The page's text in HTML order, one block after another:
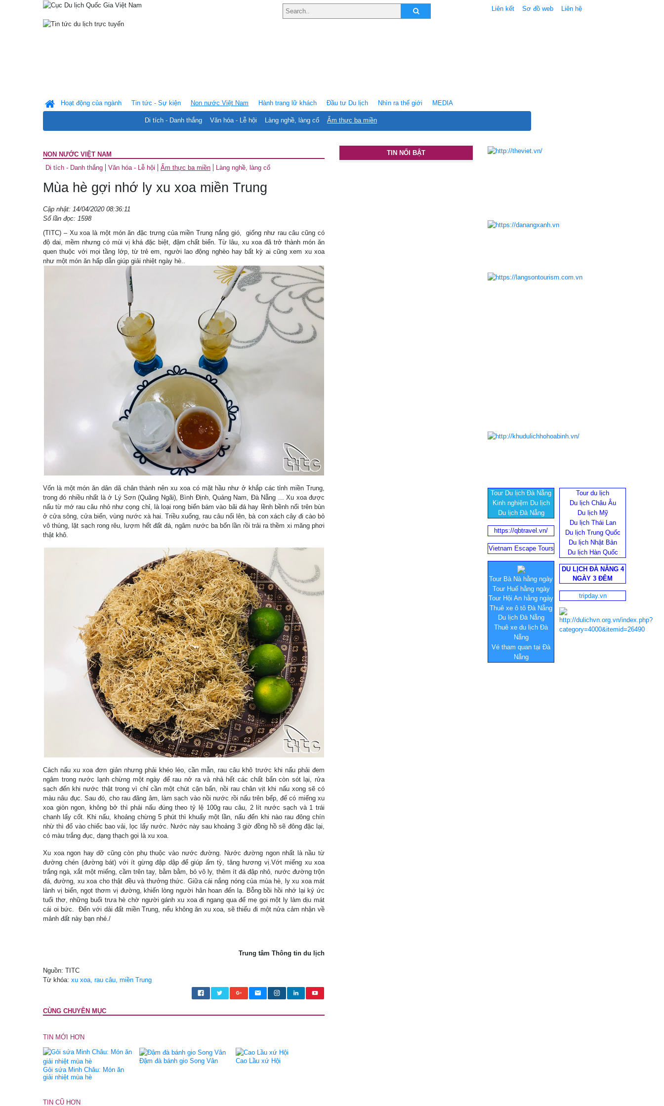
Liên kết Sơ đồ web Liên hệ
Hoạt động của ngành Tin tức - Sự kiện Non nước Việt Nam
Di tích - Danh thắng Văn hóa - Lễ hội Làng nghề, làng cổ Ẩm thực ba miền
Hành trang lữ khách Ðầu tư Du lịch Nhìn ra thế giới MEDIA
NON NƯỚC VIỆT NAM
Di tích - Danh thắng
Văn hóa - Lễ hội Ẩm thực ba miền Làng nghề, làng cổ
Mùa hè gợi nhớ ly xu xoa miền Trung
Cập nhật: 14/04/2020 08:36:11
Số lần đọc: 1598
(TITC) – Xu xoa là một món ăn đặc trưng của miền Trung nắng gió, giống như rau câu cũng có
độ dai, mềm nhưng có mùi vị khá đặc biệt, đậm chất biển. Từ lâu, xu xoa đã trở thành món ăn
quen thuộc với mọi tầng lớp, từ trẻ em, người lao động nghèo hay bất kỳ ai cũng xem xu xoa
như một món ăn hấp dẫn giúp giải nhiệt ngày hè..
Vốn là một món ăn dân dã chân thành nên xu xoa có mặt hầu như ở khắp các tỉnh miền Trung,
trong đó nhiều nhất là ở Lý Sơn (Quãng Ngãi), Bình Định, Quảng Nam, Đà Nẵng ... Xu xoa được
nấu từ mớ rau câu nhỏ như cọng chỉ, là loại rong biển bám vào bãi đá hay lềnh bềnh nổi trên bùn
ở cửa sông, cửa biển, vùng nước xà hai. Triều xuống, rau câu nổi lên, bà con xách cây đi cào bỏ
vô thúng, lặt sạch rong rêu, lượm hết đất đá, ngâm nước ba bốn lần rồi trải ra thềm xi măng phơi
thật khô.
Cách nấu xu xoa đơn giản nhưng phải khéo léo, cần mẫn, rau câu khô trước khi nấu phải đem
ngâm trong nước lạnh chừng một ngày để rau nở ra và nhả hết các chất bẩn còn sót lại, rửa
sạch đến khi nước thật trong vì chỉ cần một chút cặn bẩn, nồi rau chân vịt khi nấu xong sẽ có
màu nâu đục. Sau đó, cho rau đãng âm, làm sạch vào nồi nước rồi nấu trên bếp, để có miếng xu
xoa giòn ngon, không bở thì phải nấu đúng theo tỷ lệ 100g rau câu, 2 lít nước sạch và 1 trái
chanh lấy cốt. Khi nấu, khoảng chừng 5 phút thì khuấy một lần, nấu đến khi nào rau đông chín
nhừ thì đổ vào chiếc bao vải, lọc lấy nước. Nước này sau khoảng 3 giờ đồng hồ sẽ đông đặc lại,
có màu trắng đục, dạng thạch gọi là xu xoa.
Xu xoa ngon hay dỡ cũng còn phụ thuộc vào nước đường. Nước đường ngon nhất là nầu từ
đường chén (đường bát) với ít gừng đập dập để giúp ấm tỳ, tăng hương vị.Vớt miếng xu xoa
trắng ngà, xắt một miếng, cầm trên tay, bằm bằm, bỏ vô ly, thêm ít đá đập nhỏ, nước đường trộn
đá, đường, xu xoa cho thật đều và thưởng thức. Giữa cái nắng nóng của mùa hè, ly xu xoa mát
lành vị biển, ngọt thơm vị đường, khiến lòng người hân hoan đến lạ. Bỗng bồi hồi nhớ lại ký ức
tuổi thơ, những buổi trưa hè chờ người gánh xu xoa đi ngang qua để mẹ gọi một ly làm dịu mát
cái oi bức. Đến với dải đất miền Trung, nếu không ăn xu xoa, sẽ thiếu đi một nửa cảm nhận về
mảnh đất này bạn nhé./
Trung tâm Thông tin du lịch
Nguồn: TITC
Từ khóa: xu xoa, rau câu, miền Trung
CÙNG CHUYÊN MỤC
TIN MỚI HƠN
Gỏi sứa Minh Châu: Món ăn
giải nhiệt mùa hè
Đậm đà bánh gio Song Vân Cao Lầu xứ Hội
TIN CŨ HƠN
TIN NỔI BẬT
Tour Du lịch Đà Nẵng
Kinh nghiệm Du lịch
Du lịch Đà Nẵng
Tour du lịch
Du lịch Châu Âu
Du lịch Mỹ
Du lịch Thái Lan
Du lịch Trung Quốc
Du lịch Nhật Bản
Du lịch Hàn Quốc
https://qbtravel.vn/
Vietnam Escape Tours
Tour Bà Nà hằng ngày
Tour Huế hằng ngày
Tour Hội An hằng ngày
Thuê xe ô tô Đà Nẵng
Du lịch Đà Nẵng
Thuê xe du lịch Đà
Nẵng
Vé tham quan tại Đà
Nẵng
DU LỊCH ĐÀ NẴNG 4
NGÀY 3 ĐÊM
tripday.vn